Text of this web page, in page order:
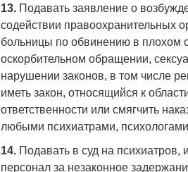
13. Подавать заявление о
содействии правоохранительных
больницы по обвинению в
оскорбительном обращении,
нарушении законов, в том числе
иметь закон, относящийся к
ответственности или смягчить
любыми психиатрами,
14. Подавать в суд на
персонал за незаконное